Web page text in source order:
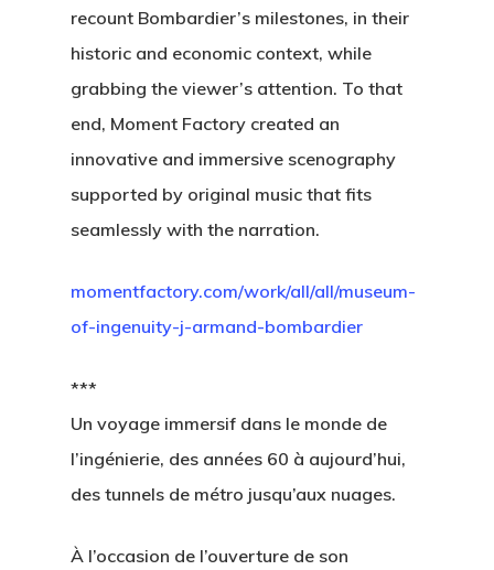
recount Bombardier’s milestones, in their
historic and economic context, while
grabbing the viewer’s attention. To that
end, Moment Factory created an
innovative and immersive scenography
supported by original music that fits
seamlessly with the narration.
momentfactory.com/work/all/all/museum-
of-ingenuity-j-armand-bombardier
***
Un voyage immersif dans le monde de
l’ingénierie, des années 60 à aujourd’hui,
des tunnels de métro jusqu’aux nuages.
À l’occasion de l’ouverture de son